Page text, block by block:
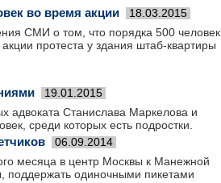
во время акции 18.03.2015
СМИ о том, что порядка 500 человек
протеста у здания штаб-квартиры
19.01.2015
адвоката Станислава Маркелова и
среди которых есть подростки.
06.09.2014
месяца в центр Москвы к Манежной
поддержать одиночными пикетами